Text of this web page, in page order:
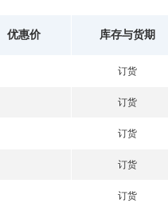
优惠价 库存与货期
订货
订货
订货
订货
订货